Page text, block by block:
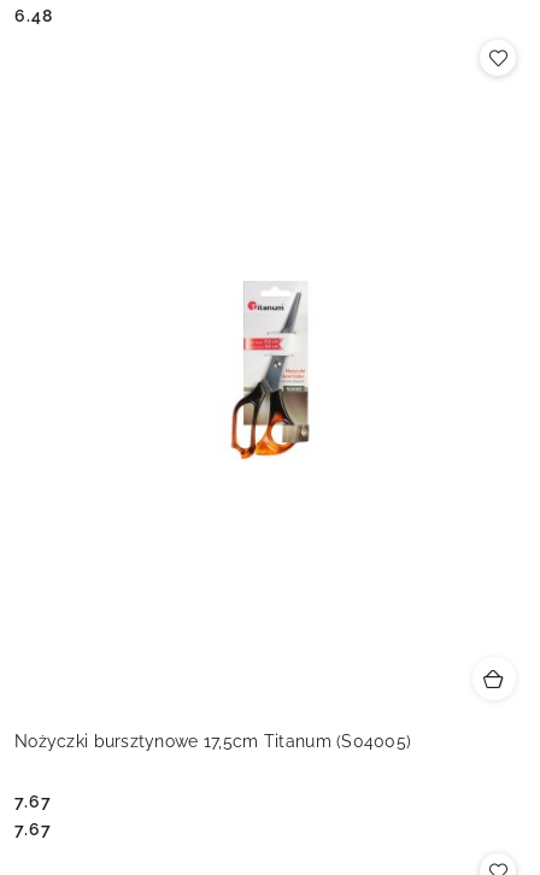
Cena:
Cena:
6.48
Nożyczki bursztynowe 17,5cm Titanum (S04005)
Cena:
7.67
Cena:
7.67